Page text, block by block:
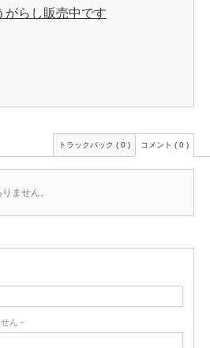
がらし販売中です
トラックバック ( 0 ) コメント ( 0 )
ません。
ん -